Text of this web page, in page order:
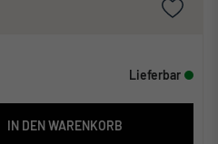
Lieferbar
IN DEN WARENKORB